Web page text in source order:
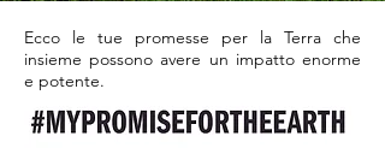
Ecco le tue promesse per la Terra che
insieme possono avere un impatto enorme
e potente.